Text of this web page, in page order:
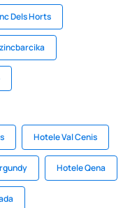
Dels Horts
Hotele Val Cenis
Hotele Qena